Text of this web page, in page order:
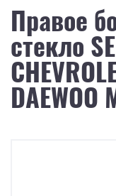
Правое
стекло
DAEWOO